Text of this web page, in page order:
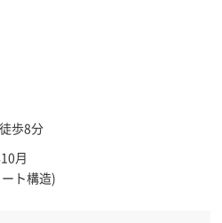
歩8分
月
ト構造)